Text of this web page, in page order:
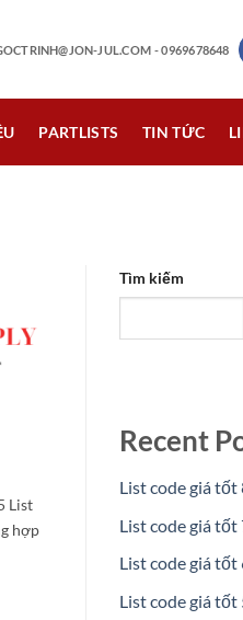
JUL.COM - 0969678648
PARTLISTS TIN TỨC
List
hợp
Tìm kiếm
Recent
List code giá
List code giá
List code giá
List code giá